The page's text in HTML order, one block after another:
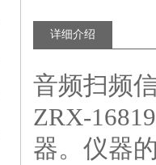
详细介绍
音频扫频
ZRX-16819
器。仪器